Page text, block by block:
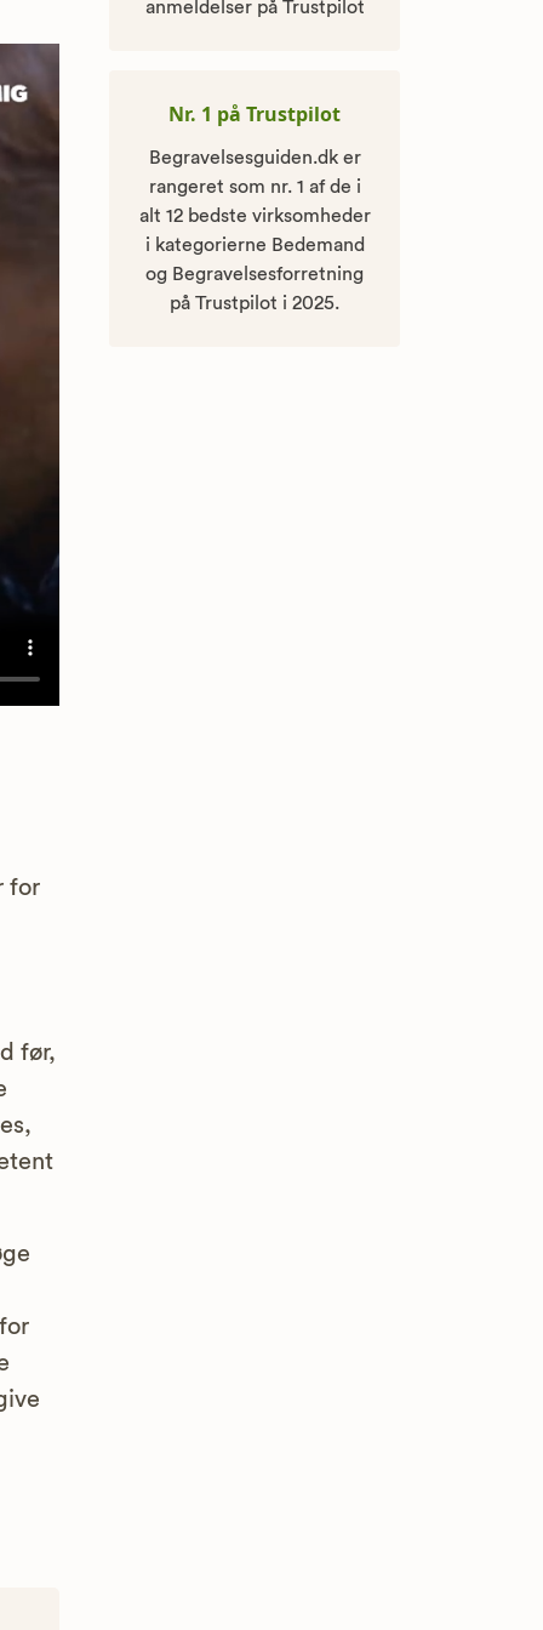
for
før,
anmeldelser på Trustpilot
Nr. 1 på Trustpilot
Begravelsesguiden.dk er
rangeret som nr. 1 af de i
alt 12 bedste virksomheder
i kategorierne Bedemand
og Begravelsesforretning
på Trustpilot i 2025.